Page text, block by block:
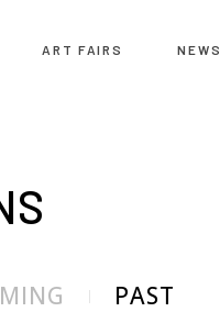
ART FAIRS NEWS
PAST